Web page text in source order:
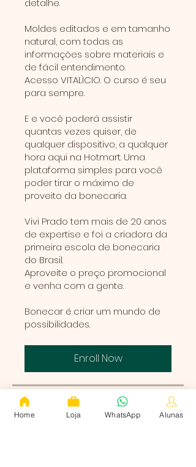
detalhe.
Moldes editados e em tamanho
natural, com todas as
informações sobre materiais e
de fácil entendimento.
Acesso VITALÌCIO. O curso é seu
para sempre.
E e você poderá assistir
quantas vezes quiser, de
qualquer dispositivo, a qualquer
hora aqui na Hotmart. Uma
plataforma simples para você
poder tirar o máximo de
proveito da bonecaria.
Vivi Prado tem mais de 20 anos
de expertise e foi a criadora da
primeira escola de bonecaria
do Brasil.
Aproveite o preço promocional
e venha com a gente.
Bonecar é criar um mundo de
possibilidades.
Enroll Now
Overview
Home Loja WhatsApp Alunas